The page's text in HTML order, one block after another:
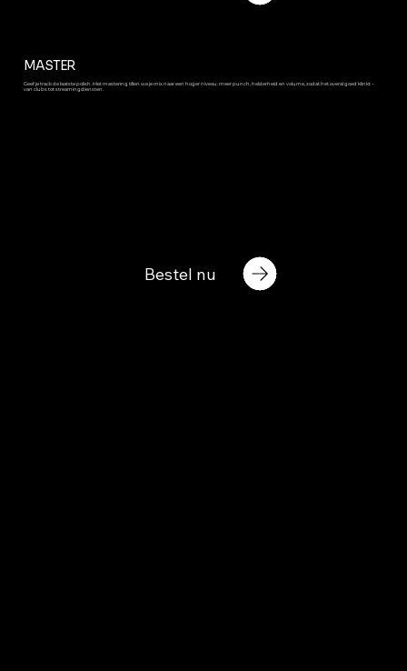
MASTER
Geef je track de laatste polish. Met mastering tillen we je mix naar een hoger niveau: meer punch, helderheid en volume, zodat het overal goed klinkt –
van clubs tot streamingdiensten.
Bestel nu